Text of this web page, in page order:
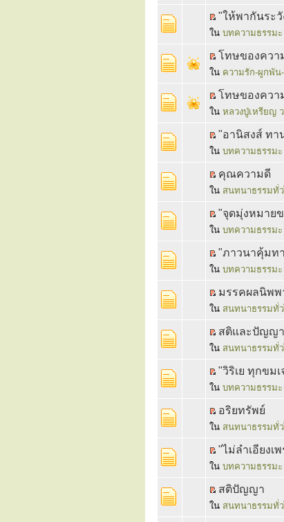
"ให้พากันระ
ใน บทความธรรมะ
โทษของควา
ใน ความรัก-ผูกพัน
โทษของควา
ใน หลวงปู่เหรียญ
"อานิสงส์ ทา
ใน บทความธรรมะ
คุณความดี
ใน สนทนาธรรมทั่
"จุดมุ่งหมาย
ใน บทความธรรมะ
"ภาวนาคุ้มท
ใน บทความธรรมะ
มรรคผลนิพพ
ใน สนทนาธรรมทั่
สติและปัญญา
ใน สนทนาธรรมทั่
"วิริเย ทุกขม
ใน บทความธรรมะ
อริยทรัพย์
ใน สนทนาธรรมทั่
"ไม่ลำเอียงเ
ใน บทความธรรมะ
สติปัญญา
ใน สนทนาธรรมทั่